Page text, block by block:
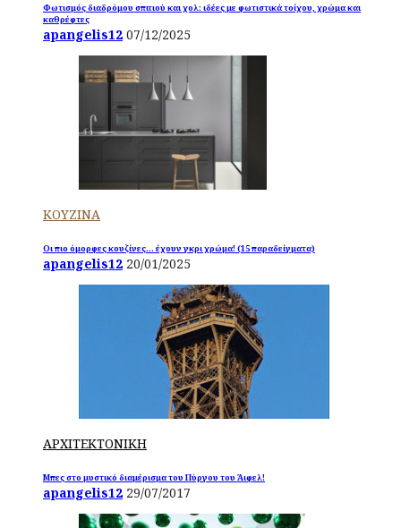
Φωτισμός διαδρόμου σπιτιού και χολ: ιδέες με φωτιστικά τοίχου, χρώμα και
καθρέφτες
apangelis12 07/12/2025
ΚΟΥΖΙΝΑ
Οι πιο όμορφες κουζίνες… έχουν γκρι χρώμα! (15 παραδείγματα)
apangelis12 20/01/2025
ΑΡΧΙΤΕΚΤΟΝΙΚΗ
Μπες στο μυστικό διαμέρισμα του Πύργου του Άιφελ!
apangelis12 29/07/2017